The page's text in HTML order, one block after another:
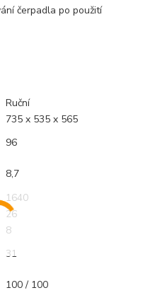
čerpadla po použití
Ruční
735 x 535 x 565
96
8,7
1640
26
8
31
100 / 100